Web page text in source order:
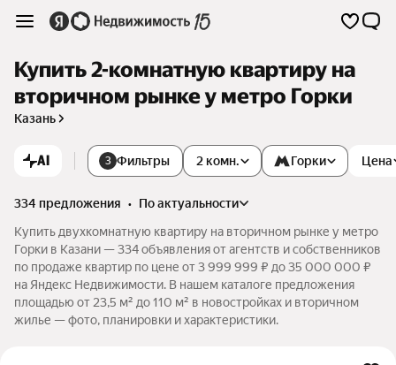
Купить 2-комнатную квартиру на
вторичном рынке у метро Горки
Казань
AI 3 Фильтры 2 комн. Цена
Горки
334 предложения •
по актуальности
Купить двухкомнатную квартиру на вторичном рынке у метро
Горки в Казани — 334 объявления от агентств и собственников
по продаже квартир по цене от 3 999 999 ₽ до 35 000 000 ₽
на Яндекс Недвижимости. В нашем каталоге предложения
площадью от 23,5 м² до 110 м² в новостройках и вторичном
жилье — фото, планировки и характеристики.